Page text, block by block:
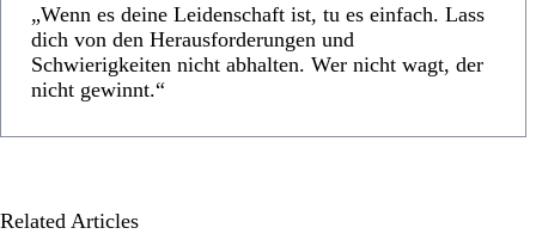
„Wenn es deine Leidenschaft ist, tu es einfach. Lass
dich von den Herausforderungen und
Schwierigkeiten nicht abhalten. Wer nicht wagt, der
nicht gewinnt.“
Related Articles